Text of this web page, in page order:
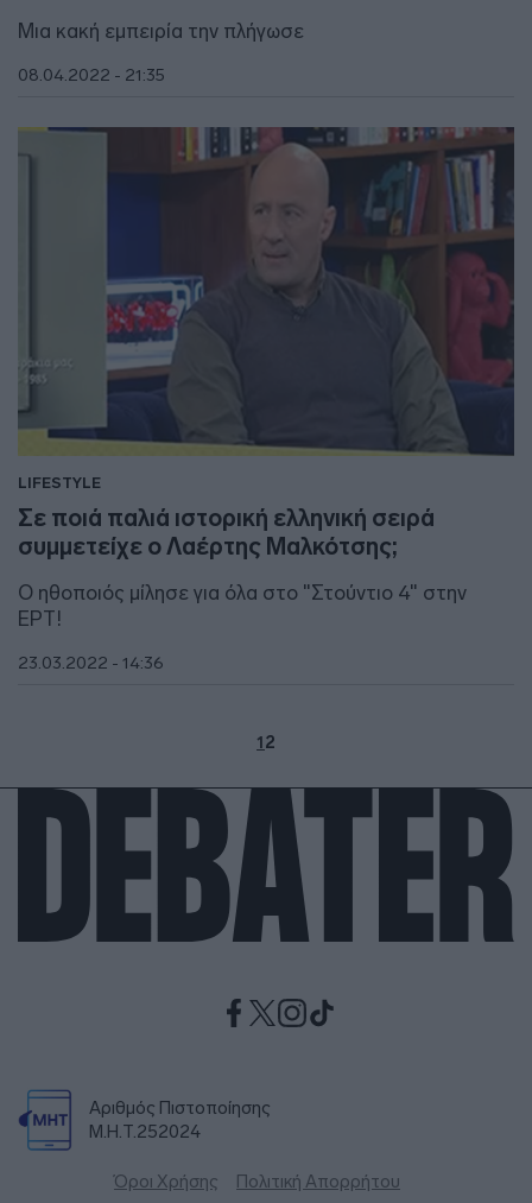
Μια κακή εμπειρία την πλήγωσε
08.04.2022 - 21:35
LIFESTYLE
Σε ποιά παλιά ιστορική ελληνική σειρά
συμμετείχε ο Λαέρτης Μαλκότσης;
Ο ηθοποιός μίλησε για όλα στο "Στούντιο 4" στην
ΕΡΤ!
23.03.2022 - 14:36
12
Αριθμός Πιστοποίησης
Μ.Η.Τ.252024
Όροι Χρήσης Πολιτική Απορρήτου